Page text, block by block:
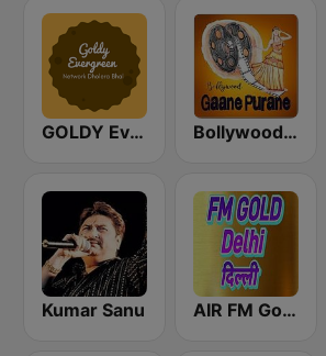
GOLDY Evergreen Bollywood Gaane Purane
Kumar Sanu AIR FM Gold Dehli